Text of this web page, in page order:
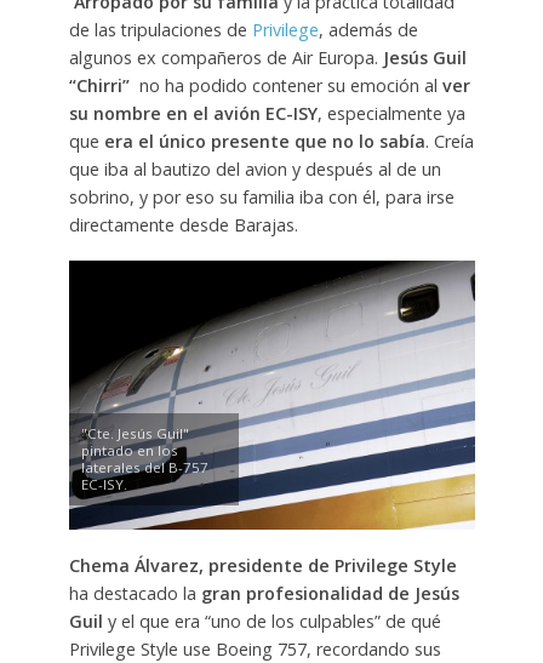
de las tripulaciones de Privilege, además de
algunos ex compañeros de Air Europa. Jesús Guil
“Chirri”no ha podido contener su emoción al ver
su nombre en el avión EC-ISY, especialmente ya
que era el único presente que no lo sabía. Creía
que iba al bautizo del avion y después al de un
sobrino, y por eso su familia iba con él, para irse
directamente desde Barajas.
"Cte. Jesús Guil"
pintado en los
laterales del B-757
EC-ISY.
Chema Álvarez, presidente de Privilege Style
ha destacado la gran profesionalidad de Jesús
Guil y el que era “uno de los culpables” de qué
Privilege Style use Boeing 757, recordando sus